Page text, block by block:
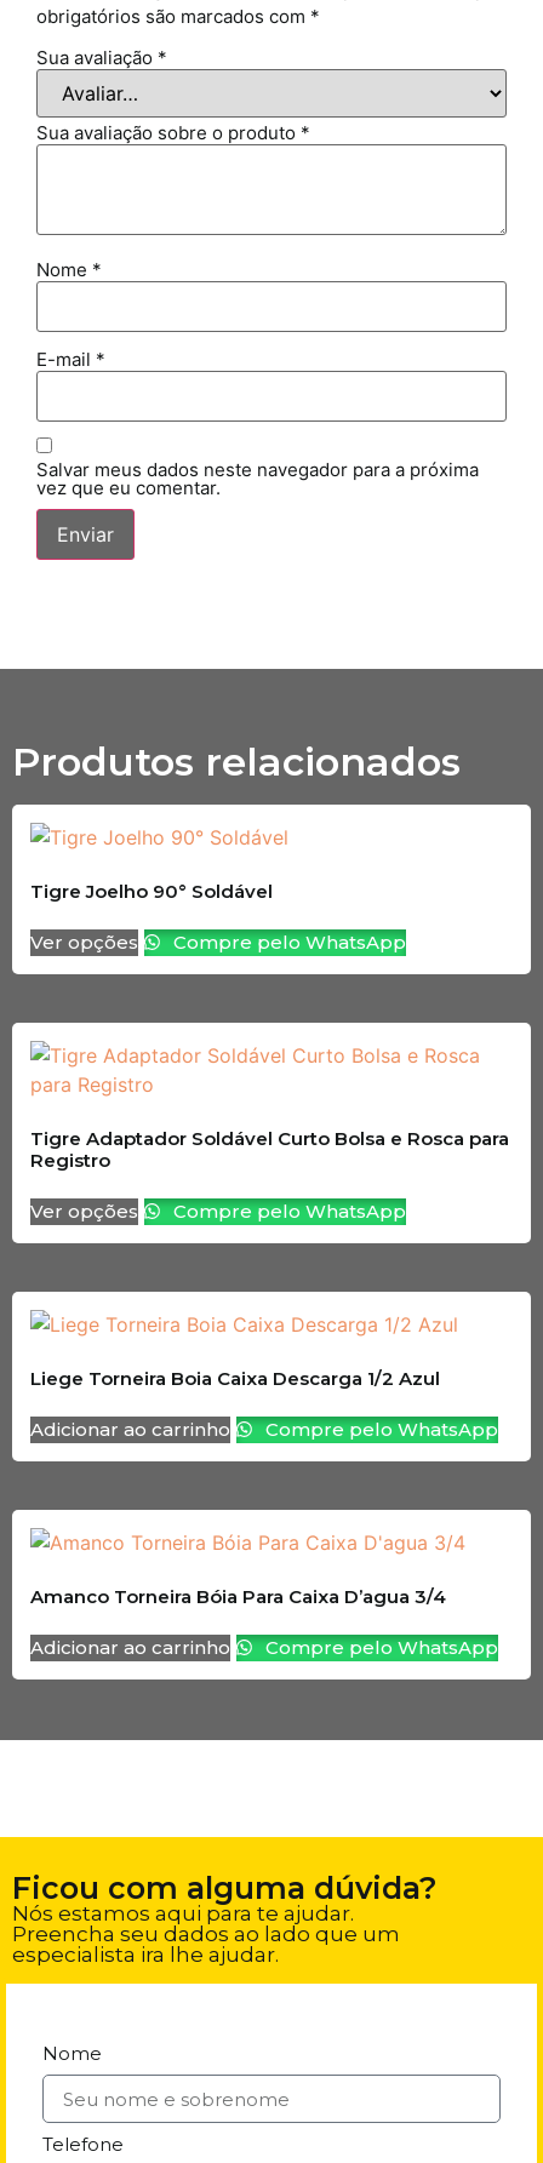
obrigatórios são marcados com *
Sua avaliação *
Sua avaliação sobre o produto *
Nome *
E-mail *
Salvar meus dados neste navegador para a próxima
vez que eu comentar.
Produtos relacionados
Tigre Joelho 90° Soldável
Ver opções Compre pelo WhatsApp
Tigre Adaptador Soldável Curto Bolsa e Rosca para
Registro
Ver opções Compre pelo WhatsApp
Liege Torneira Boia Caixa Descarga 1/2 Azul
Adicionar ao carrinho Compre pelo WhatsApp
Amanco Torneira Bóia Para Caixa D’agua 3/4
Adicionar ao carrinho Compre pelo WhatsApp
Ficou com alguma dúvida?
Nós estamos aqui para te ajudar.
Preencha seu dados ao lado que um
especialista ira lhe ajudar.
Nome
Telefone